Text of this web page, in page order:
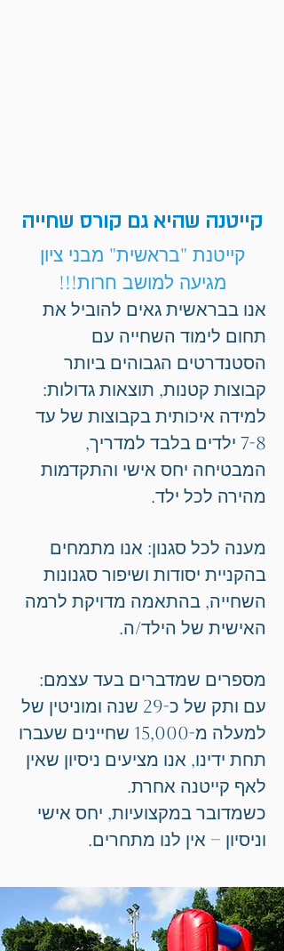
קייטנה שהיא גם קורס שחייה
קייטנת "בראשית" מבני ציון
מגיעה למושב חרות!!!
אנו בבראשית גאים להוביל את
תחום לימוד השחייה עם
הסטנדרטים הגבוהים ביותר
קבוצות קטנות, תוצאות גדולות:
למידה איכותית בקבוצות של עד
7-8 ילדים בלבד למדריך,
המבטיחה יחס אישי והתקדמות
מהירה לכל ילד.
מענה לכל סגנון: אנו מתמחים
בהקניית יסודות ושיפור סגנונות
השחייה, בהתאמה מדויקת לרמה
האישית של הילד/ה.
מספרים שמדברים בעד עצמם:
עם ותק של כ-29 שנה ומוניטין של
למעלה מ-15,000 שחיינים שעברו
תחת ידינו, אנו מציעים ניסיון שאין
לאף קייטנה אחרת.
כשמדובר במקצועיות, יחס אישי
וניסיון – אין לנו מתחרים.